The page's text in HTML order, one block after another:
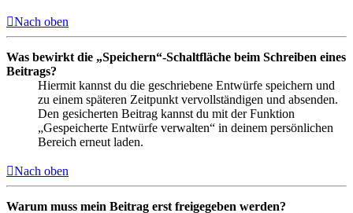
Nach oben
Was bewirkt die „Speichern“-Schaltfläche beim Schreiben eines
Beitrags?
Hiermit kannst du die geschriebene Entwürfe speichern und
zu einem späteren Zeitpunkt vervollständigen und absenden.
Den gesicherten Beitrag kannst du mit der Funktion
„Gespeicherte Entwürfe verwalten“ in deinem persönlichen
Bereich erneut laden.
Nach oben
Warum muss mein Beitrag erst freigegeben werden?